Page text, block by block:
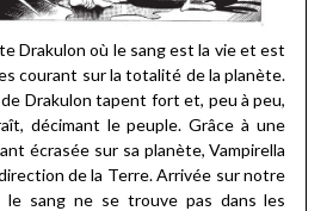
Drakulon où le sang est la vie et est
courant sur la totalité de la planète.
Drakulon tapent fort et, peu à peu,
décimant le peuple. Grâce à une
écrasée sur sa planète, Vampirella
de la Terre. Arrivée sur notre
le sang ne se trouve pas dans les